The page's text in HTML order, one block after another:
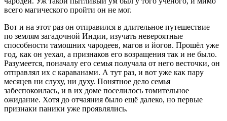
всего магического пройти он не мог.
Вот и на этот раз он отправился в длительное путешествие
по землям загадочной Индии, изучать невероятные
способности тамошних чародеев, магов и йогов. Прошёл уже
год, как он уехал, а признаков его возращения так и не было.
Разумеется, поначалу его семья получала от него весточки, он
отправлял их с караванами. А тут раз, и вот уже как пару
месяцев ни слуху, ни духу. Понятное дело семья
забеспокоилась, и в их доме поселилось томительное
ожидание. Хотя до отчаяния было ещё далеко, но первые
признаки паники уже проявлялись.